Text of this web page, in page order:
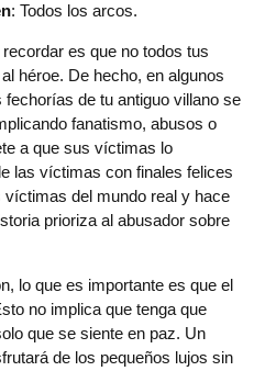
: Todos los arcos.
es que no todos tus
héroe. De hecho, en algunos
de tu antiguo villano se
fanatismo, abusos o
a que sus víctimas lo
las víctimas con finales felices
del mundo real y hace
prioriza al abusador sobre
lo que es importante es que el
no implica que tenga que
que se siente en paz. Un
de los pequeños lujos sin